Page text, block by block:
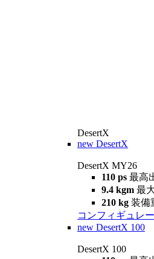
DesertX
new DesertX
DesertX MY26
110 ps 最高
9.4 kgm 最
210 kg 装備
コンフィギュレ
new DesertX 100
DesertX 100